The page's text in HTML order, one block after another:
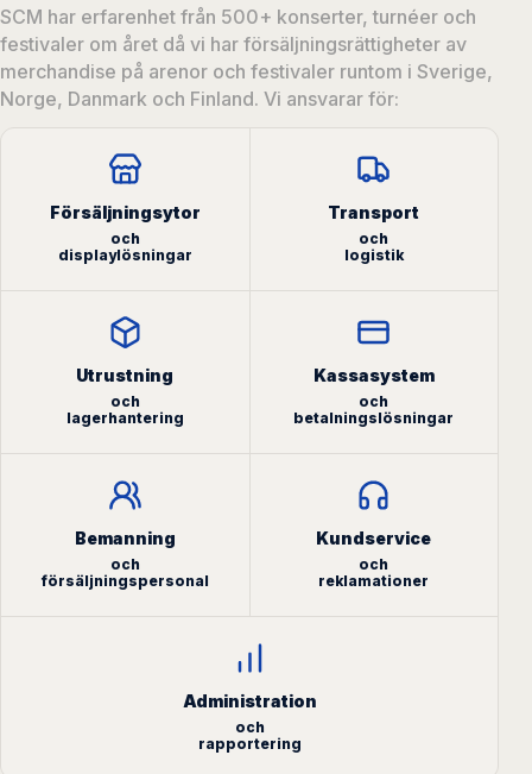
SCM har erfarenhet från 500+ konserter, turnéer och
festivaler om året då vi har försäljningsrättigheter av
merchandise på arenor och festivaler runtom i Sverige,
Norge, Danmark och Finland. Vi ansvarar för:
Försäljningsytor
och
displaylösningar
Transport
och
logistik
Utrustning
och
lagerhantering
Kassasystem
och
betalningslösningar
Bemanning
och
försäljningspersonal
Kundservice
och
reklamationer
Administration
och
rapportering